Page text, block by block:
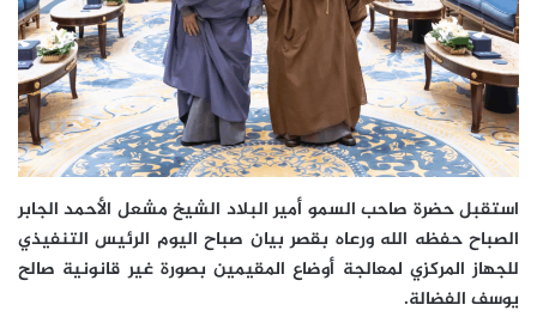
استقبل حضرة صاحب السمو أمير البلاد الشيخ مشعل الأحمد الجابر
الصباح حفظه الله ورعاه بقصر بيان صباح اليوم الرئيس التنفيذي
للجهاز المركزي لمعالجة أوضاع المقيمين بصورة غير قانونية صالح
يوسف الفضالة.